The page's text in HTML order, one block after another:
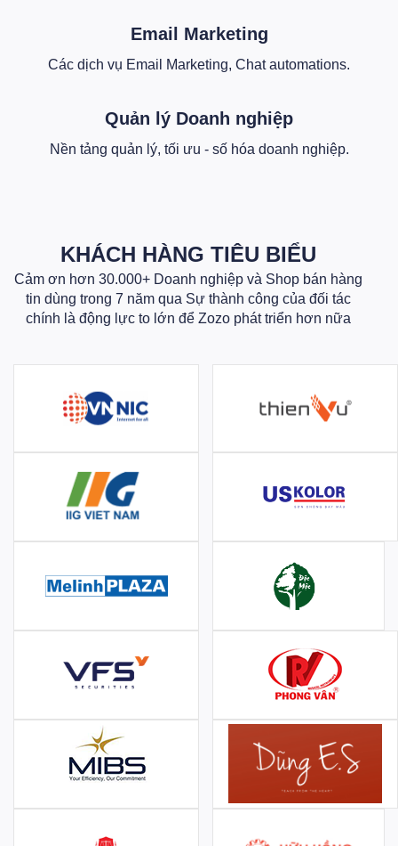
Email Marketing
Các dịch vụ Email Marketing, Chat automations.
Quản lý Doanh nghiệp
Nền tảng quản lý, tối ưu - số hóa doanh nghiệp.
KHÁCH HÀNG TIÊU BIỂU
Cảm ơn hơn 30.000+ Doanh nghiệp và Shop bán hàng
tin dùng trong 7 năm qua Sự thành công của đối tác
chính là động lực to lớn để Zozo phát triển hơn nữa